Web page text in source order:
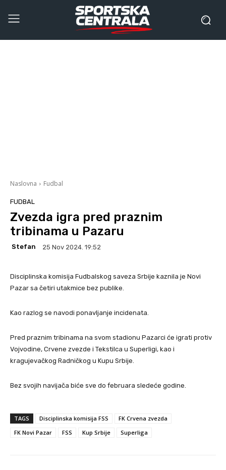
Naslovna Fudbal
FUDBAL
Zvezda igra pred praznim
tribinama u Pazaru
Stefan 25 Nov 2024. 19:52
Disciplinska komisija Fudbalskog saveza Srbije kaznila je Novi
Pazar sa četiri utakmice bez publike.
Kao razlog se navodi ponavljanje incidenata.
Pred praznim tribinama na svom stadionu Pazarci će igrati protiv
Vojvodine, Crvene zvezde i Tekstilca u Superligi, kao i
kragujevačkog Radničkog u Kupu Srbije.
Bez svojih navijača biće sve do februara sledeće godine.
TAGS Disciplinska komisija FSS
FK Crvena zvezda
FK Novi Pazar
FSS Kup Srbije Superliga